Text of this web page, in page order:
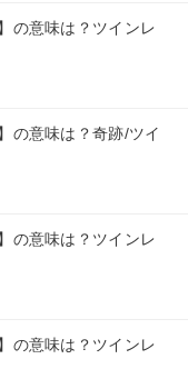
の意味は？ツインレ
の意味は？奇跡/ツイ
の意味は？ツインレ
の意味は？ツインレ